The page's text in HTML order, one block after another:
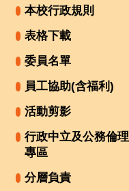
本校行政規則
表格下載
委員名單
員工協助(含福利)
活動剪影
行政中立及公務倫理
專區
分層負責